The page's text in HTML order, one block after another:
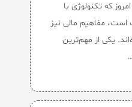
که تکنولوژی با
مفاهیم مالی نیز
یکی از مهم‌ترین